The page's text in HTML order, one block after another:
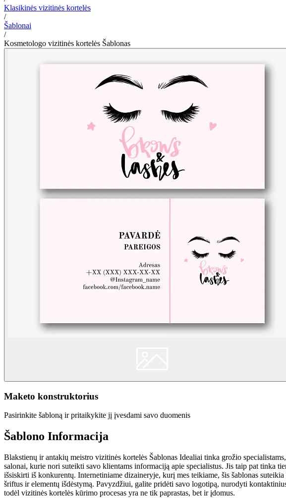
Klasikinės vizitinės kortelės
/
Šablonai
/
Kosmetologo vizitinės kortelės Šablonas
Maketo konstruktorius
Pasirinkite šabloną ir pritaikykite jį įvesdami savo duomenis
Šablono Informacija
Blakstienų ir antakių meistro vizitinės kortelės Šablonas Idealiai tinka grožio
salonai, kurie nori suteikti savo klientams informaciją apie specialistus. Jis taip pat tinka
išsiskirti iš konkurentų. Internetiniame dizaineryje, kurį mes teikiame, šis šablonas
šriftus ir elementų išdėstymą. Pavyzdžiui, galite pridėti savo logotipą, nurodyti
todėl vizitinės kortelės kūrimo procesas yra ne tik paprastas, bet ir įdomus.